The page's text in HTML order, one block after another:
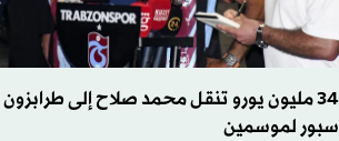
34 مليون يورو تنقل محمد صلاح إلى طرابزون
سبور لموسمين